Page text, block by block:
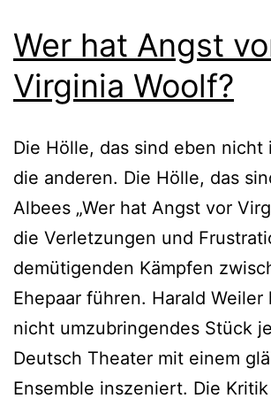
Wer hat Angst
Virginia Woolf?
Die Hölle, das sind eben nicht
die anderen. Die Hölle, das
Albees „Wer hat Angst vor
die Verletzungen und
demütigenden Kämpfen
Ehepaar führen. Harald Weiler
nicht umzubringendes Stück
Deutsch Theater mit einem
Ensemble inszeniert. Die